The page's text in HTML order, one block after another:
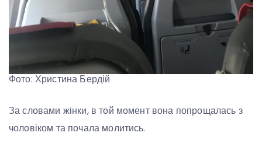
Фото: Христина Бердій
За словами жінки, в той момент вона попрощалась з
чоловіком та почала молитись.